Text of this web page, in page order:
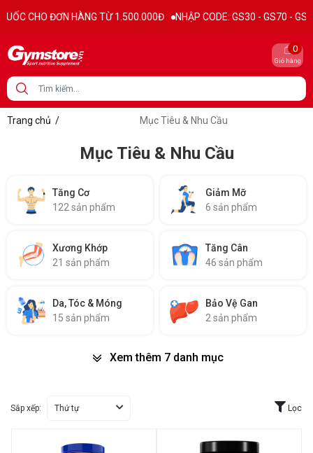
ĐƠN HÀNG TỪ 1.500.000Đ NHẬP CODE: GS30 - GS70 - GS100
Giỏ hàng
0
Trang chủ / Mục Tiêu & Nhu Cầu
Mục Tiêu & Nhu Cầu
Tăng Cơ
122 sản phẩm
Giảm Mỡ
6 sản phẩm
Xương Khớp
21 sản phẩm
Tăng Cân
46 sản phẩm
Da, Tóc & Móng
15 sản phẩm
Bảo Vệ Gan
2 sản phẩm
Xem thêm 7 danh mục
Sắp xếp: Thứ tự Lọc